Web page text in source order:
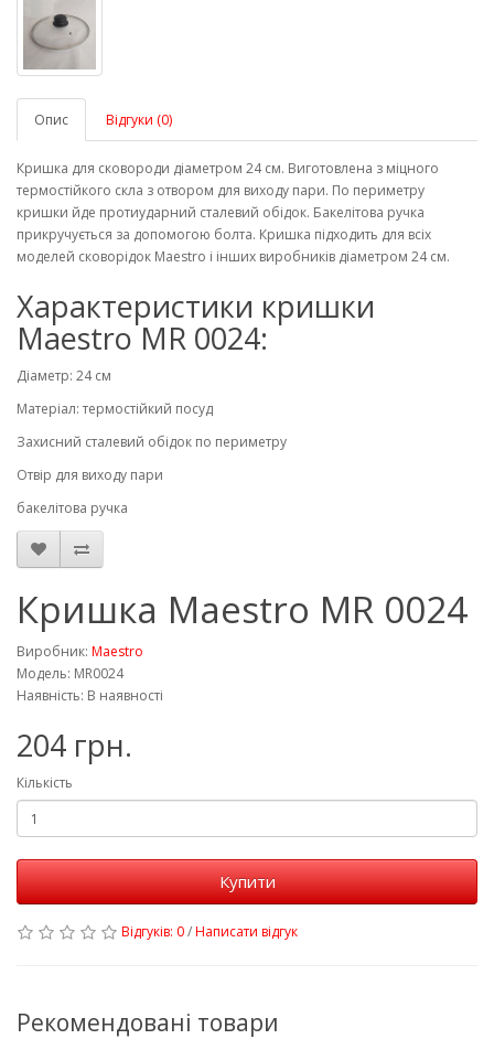
Опис Відгуки (0)
Кришка для сковороди діаметром 24 см. Виготовлена ​​з міцного
термостійкого скла з отвором для виходу пари. По периметру
кришки йде протиударний сталевий обідок. Бакелітова ручка
прикручується за допомогою болта. Кришка підходить для всіх
моделей сковорідок Maestro і інших виробників діаметром 24 см.
Характеристики кришки
Maestro MR 0024:
Діаметр: 24 см
Матеріал: термостійкий посуд
Захисний сталевий обідок по периметру
Отвір для виходу пари
бакелітова ручка
Кришка Maestro MR 0024
Виробник: Maestro
Модель: MR0024
Наявність: В наявності
204 грн.
Кількість
Купити
Відгуків: 0/Написати відгук
Рекомендовані товари